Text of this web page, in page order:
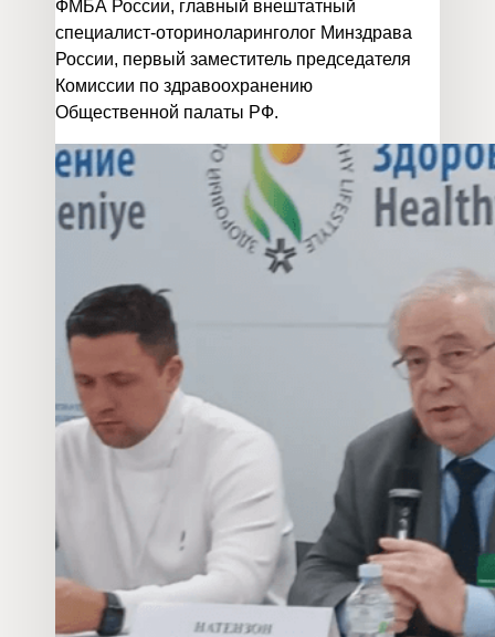
ФМБА России, главный внештатный
специалист-оториноларинголог Минздрава
России, первый заместитель председателя
Комиссии по здравоохранению
Общественной палаты РФ.